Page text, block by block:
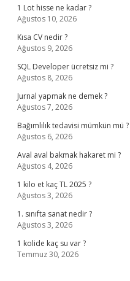
1 Lot hisse ne kadar ?
Ağustos 10, 2026
Kısa CV nedir ?
Ağustos 9, 2026
SQL Developer ücretsiz mi ?
Ağustos 8, 2026
Jurnal yapmak ne demek ?
Ağustos 7, 2026
Bağımlılık tedavisi mümkün mü ?
Ağustos 6, 2026
Aval aval bakmak hakaret mi ?
Ağustos 4, 2026
1 kilo et kaç TL 2025 ?
Ağustos 3, 2026
1. sınıfta sanat nedir ?
Ağustos 3, 2026
1 kolide kaç su var ?
Temmuz 30, 2026